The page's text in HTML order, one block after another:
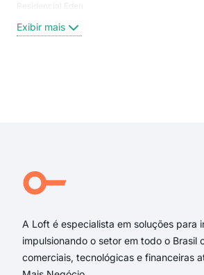
Residencial Eden
Exibir mais
A Loft é especialista em soluções para
impulsionando o setor em todo o Brasil
comerciais, tecnológicas e financeiras